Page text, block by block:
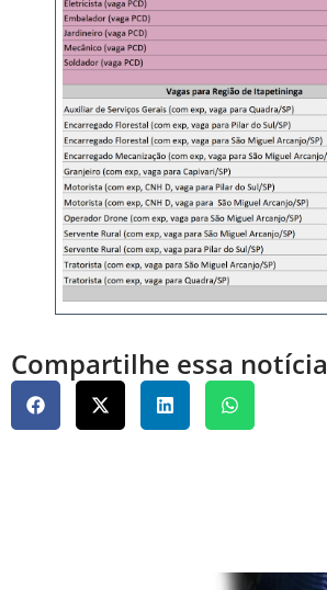
Compartilhe essa notícia